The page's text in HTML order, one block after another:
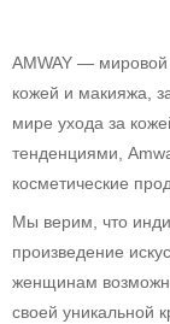
AMWAY — мировой
кожей и макияжа,
мире ухода за
тенденциями,
косметические
Мы верим, что
произведение
женщинам
своей уникальной